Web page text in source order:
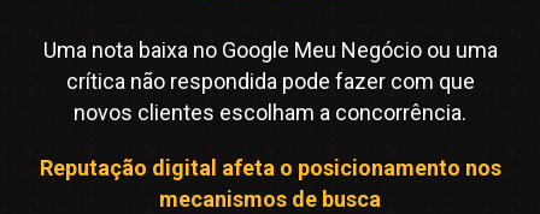
Uma nota baixa no Google Meu Negócio ou uma
crítica não respondida pode fazer com que
novos clientes escolham a concorrência.
Reputação digital afeta o posicionamento nos
mecanismos de busca